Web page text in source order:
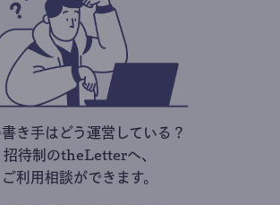
き手はどう運営している？
招待制のtheLetterへ、
ご利用相談ができます。